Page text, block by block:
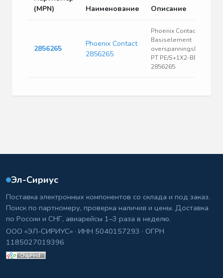
(MPN)
Наименование Описание
2856265
Phoenix Contact
2856265
Phoenix Contact
Basiselement
overspanningsbeveiligi
PT PE/S+1X2-BE -
2856265
Эл-Сириус
Поставка электронных компонентов со склада и под заказ.
Поиск по партномеру, проверка наличия и цены. Доставка
по России и СНГ, авиарейсы 1–3 раза в неделю.
ООО «ЭЛ-СИРИУС» · ИНН 5040157293 · ОГРН
1185027019396